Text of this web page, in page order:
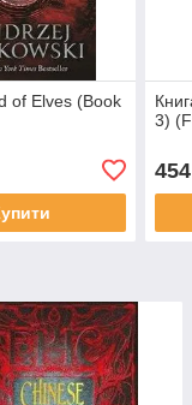
of Elves (Book
3)
454